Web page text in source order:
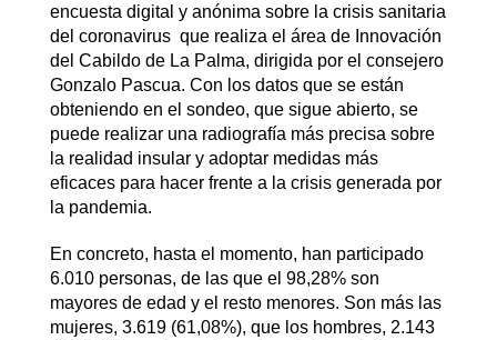
encuesta digital y anónima sobre la crisis sanitaria
del coronavirus que realiza el área de Innovación
del Cabildo de La Palma, dirigida por el consejero
Gonzalo Pascua. Con los datos que se están
obteniendo en el sondeo, que sigue abierto, se
puede realizar una radiografía más precisa sobre
la realidad insular y adoptar medidas más
eficaces para hacer frente a la crisis generada por
la pandemia.
En concreto, hasta el momento, han participado
6.010 personas, de las que el 98,28% son
mayores de edad y el resto menores. Son más las
mujeres, 3.619 (61,08%), que los hombres, 2.143